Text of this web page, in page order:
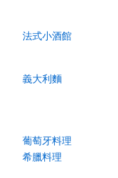
法式小酒館
義大利麵
葡萄牙料理
希臘料理